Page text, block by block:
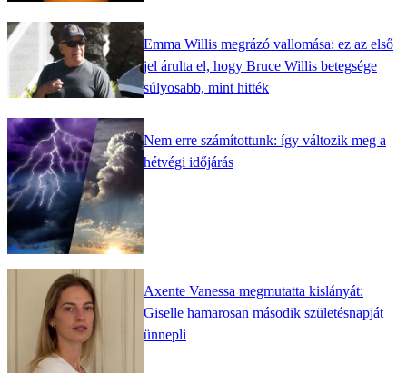
Emma Willis megrázó vallomása: ez az első
jel árulta el, hogy Bruce Willis betegsége
súlyosabb, mint hitték
Nem erre számítottunk: így változik meg a
hétvégi időjárás
Axente Vanessa megmutatta kislányát:
Giselle hamarosan második születésnapját
ünnepli